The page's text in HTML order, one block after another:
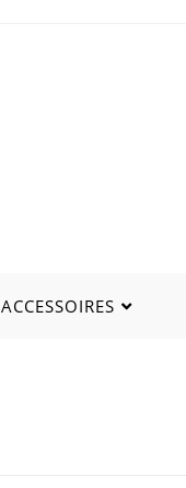
ACCESSOIRES